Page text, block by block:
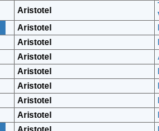
Aristotel
Aristotel
Aristotel
Aristotel
Aristotel
Aristotel
Aristotel
Aristotel